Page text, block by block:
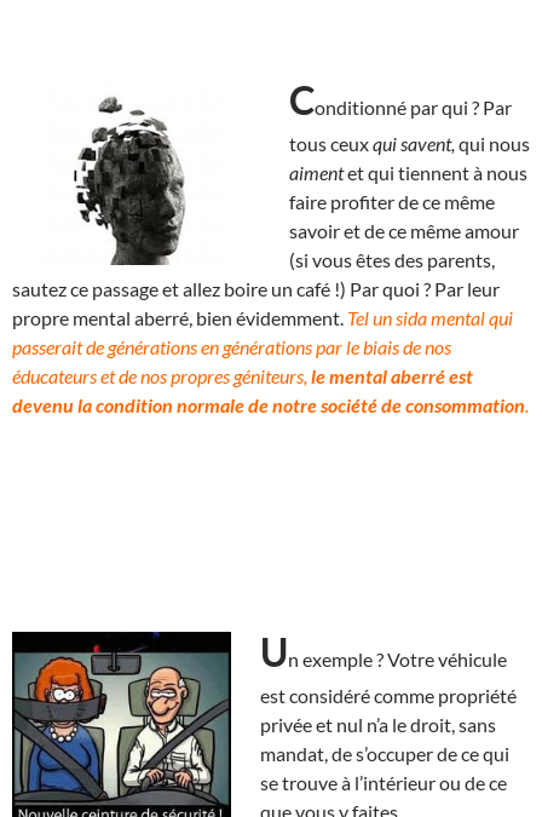
Conditionné par qui ? Par
tous ceuxqui savent, qui nous
aimentet qui tiennent à nous
faire profiter de ce même
savoir et de ce même amour
(si vous êtes des parents,
sautez ce passage et allez boire un café !) Par quoi ? Par leur
propre mental aberré, bien évidemment. Tel un sida mental qui
passerait de générations en générations par le biais de nos
éducateurs et de nos propres géniteurs, le mental aberré est
devenu la condition normale de notre société de consommation
Un exemple ? Votre véhicule
est considéré comme propriété
privée et nul n’a le droit, sans
mandat, de s’occuper de ce qui
se trouve à l’intérieur ou de ce
que vous y faites…